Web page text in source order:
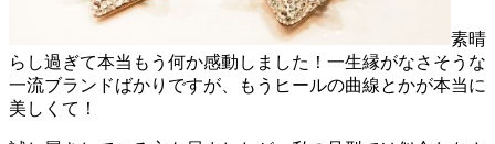
素晴
らし過ぎて本当もう何か感動しました！一生縁がなさそうな
一流ブランドばかりですが、もうヒールの曲線とかが本当に
美しくて！